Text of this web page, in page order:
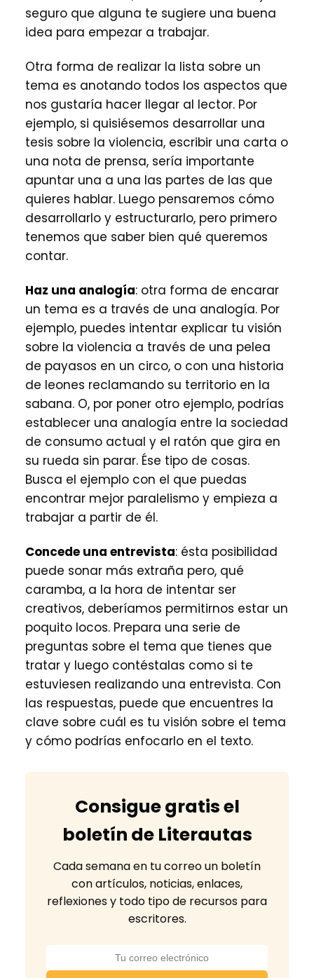
seguro que alguna te sugiere una buena
idea para empezar a trabajar.
Otra forma de realizar la lista sobre un
tema es anotando todos los aspectos que
nos gustaría hacer llegar al lector. Por
ejemplo, si quisiésemos desarrollar una
tesis sobre la violencia, escribir una carta o
una nota de prensa, sería importante
apuntar una a una las partes de las que
quieres hablar. Luego pensaremos cómo
desarrollarlo y estructurarlo, pero primero
tenemos que saber bien qué queremos
contar.
Haz una analogía: otra forma de encarar
un tema es a través de una analogía. Por
ejemplo, puedes intentar explicar tu visión
sobre la violencia a través de una pelea
de payasos en un circo, o con una historia
de leones reclamando su territorio en la
sabana. O, por poner otro ejemplo, podrías
establecer una analogía entre la sociedad
de consumo actual y el ratón que gira en
su rueda sin parar. Ése tipo de cosas.
Busca el ejemplo con el que puedas
encontrar mejor paralelismo y empieza a
trabajar a partir de él.
Concede una entrevista: ésta posibilidad
puede sonar más extraña pero, qué
caramba, a la hora de intentar ser
creativos, deberíamos permitirnos estar un
poquito locos. Prepara una serie de
preguntas sobre el tema que tienes que
tratar y luego contéstalas como si te
estuviesen realizando una entrevista. Con
las respuestas, puede que encuentres la
clave sobre cuál es tu visión sobre el tema
y cómo podrías enfocarlo en el texto.
Consigue gratis el
boletín de Literautas
Cada semana en tu correo un boletín
con artículos, noticias, enlaces,
reflexiones y todo tipo de recursos para
escritores.